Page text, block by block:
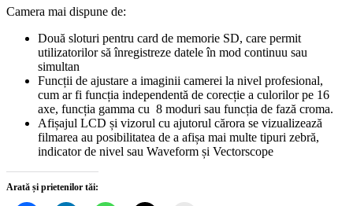
Camera mai dispune de:
Două sloturi pentru card de memorie SD, care permit
utilizatorilor să înregistreze datele în mod continuu sau
simultan
Funcții de ajustare a imaginii camerei la nivel profesional,
cum ar fi funcția independentă de corecție a culorilor pe 16
axe, funcția gamma cu 8 moduri sau funcția de fază croma.
Afișajul LCD și vizorul cu ajutorul cărora se vizualizează
filmarea au posibilitatea de a afișa mai multe tipuri zebră,
indicator de nivel sau Waveform și Vectorscope
Arată și prietenilor tăi: